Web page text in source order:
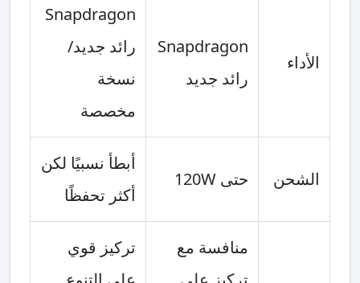
الأداء
Snapdragon
رائد جديد
Snapdragon
رائد جديد/
نسخة
مخصصة
الشحن حتى 120W
أبطأ نسبيًا لكن
أكثر تحفظًا
منافسة مع
تركيز قوي